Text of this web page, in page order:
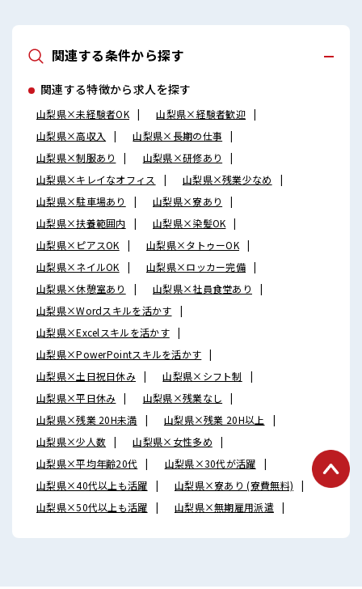
関連する条件から探す
関連する特徴から求人を探す
山梨県×未経験者OK
山梨県×経験者歓迎
山梨県×高収入
山梨県×長期の仕事
山梨県×制服あり
山梨県×研修あり
山梨県×キレイなオフィス
山梨県×残業少なめ
山梨県×駐車場あり
山梨県×寮あり
山梨県×扶養範囲内
山梨県×染髪OK
山梨県×ピアスOK
山梨県×タトゥーOK
山梨県×ネイルOK
山梨県×ロッカー完備
山梨県×休憩室あり
山梨県×社員食堂あり
山梨県×Wordスキルを活かす
山梨県×Excelスキルを活かす
山梨県×PowerPointスキルを活かす
山梨県×土日祝日休み
山梨県×シフト制
山梨県×平日休み
山梨県×残業なし
山梨県×残業 20H未満
山梨県×残業 20H以上
山梨県×少人数
山梨県×女性多め
山梨県×平均年齢20代
山梨県×30代が活躍
山梨県×40代以上も活躍
山梨県×寮あり (寮費無料)
山梨県×50代以上も活躍
山梨県×無期雇用派遣